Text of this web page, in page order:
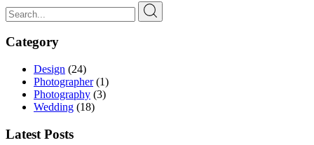
Search
for:
Category
Design (24)
Photographer(1)
Photography (3)
Wedding (18)
Latest Posts